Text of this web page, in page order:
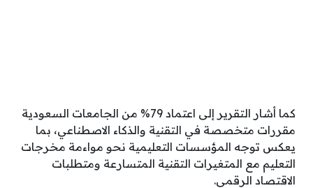
كما أشار التقرير إلى اعتماد 79% من الجامعات السعودية
مقررات متخصصة في التقنية والذكاء الاصطناعي، بما
يعكس توجه المؤسسات التعليمية نحو مواءمة مخرجات
التعليم مع المتغيرات التقنية المتسارعة ومتطلبات
الاقتصاد الرقمي.